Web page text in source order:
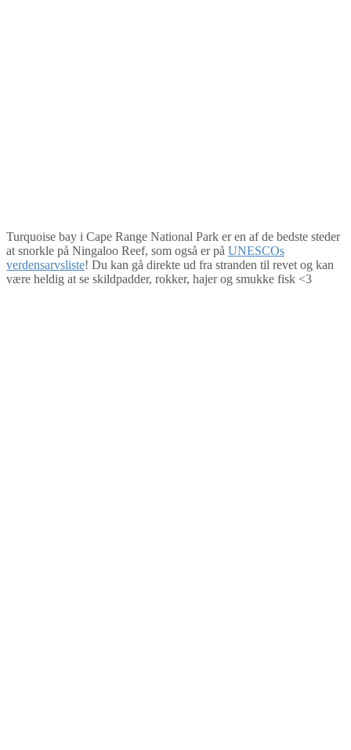
Turquoise bay i Cape Range National Park er en af de bedste steder
at snorkle på Ningaloo Reef, som også er på UNESCOs
verdensarvsliste! Du kan gå direkte ud fra stranden til revet og kan
være heldig at se skildpadder, rokker, hajer og smukke fisk <3